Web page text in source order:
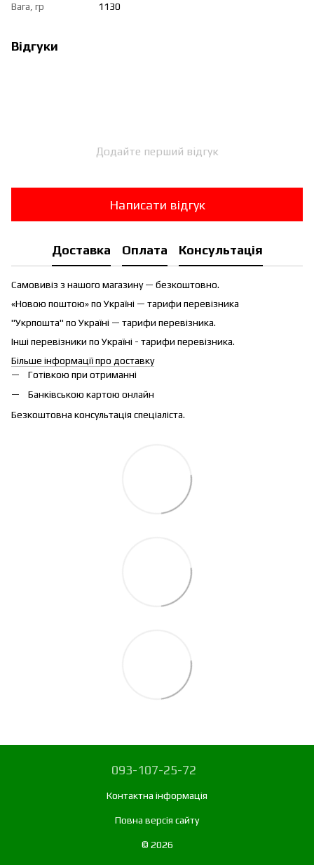
Вага, гр 1130
Відгуки
Додайте перший відгук
Написати відгук
Доставка Оплата Консультація
Самовивіз з нашого магазину — безкоштовно.
«Новою поштою» по Україні — тарифи перевізника
"Укрпошта" по Україні — тарифи перевізника.
Інші перевізники по Україні - тарифи перевізника.
Більше інформації про доставку
Готівкою при отриманні
Банківською картою онлайн
Безкоштовна консультація спеціаліста.
093-107-25-72
Контактна інформація
Повна версія сайту
© 2026